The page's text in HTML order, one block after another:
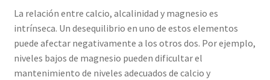
La relación entre calcio, alcalinidad y magnesio es
intrínseca. Un desequilibrio en uno de estos elementos
puede afectar negativamente a los otros dos. Por ejemplo,
niveles bajos de magnesio pueden dificultar el
mantenimiento de niveles adecuados de calcio y